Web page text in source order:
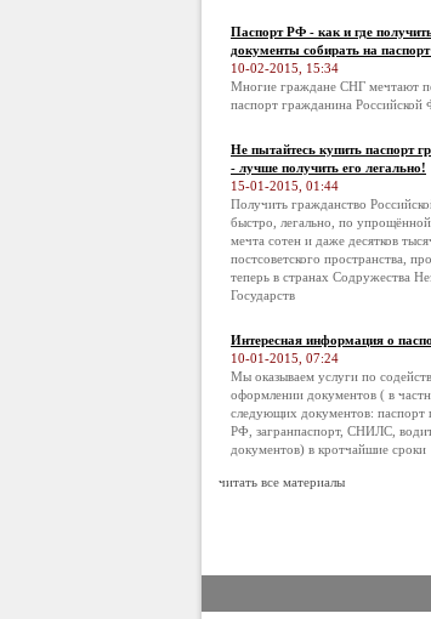
Паспорт РФ - как и где
документы собирать на
10-02-2015, 15:34
Многие граждане СНГ мечтают
паспорт гражданина Российской
Не пытайтесь купить паспорт
- лучше получить его легально!
15-01-2015, 01:44
Получить гражданство
быстро, легально, по
мечта сотен и даже десятков
постсоветского пространства,
теперь в странах Содружества
Государств
Интересная информация о
10-01-2015, 07:24
Мы оказываем услуги по
оформлении документов ( в
следующих документов: паспорт
РФ, загранпаспорт, СНИЛС,
документов) в кротчайшие сроки
читать все материалы